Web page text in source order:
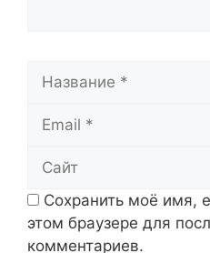
Название
Email
Сайт
Сохранить моё имя,
этом браузере для
комментариев.